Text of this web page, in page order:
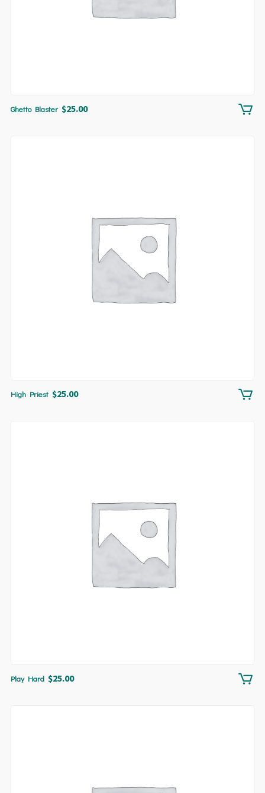
Ghetto Blaster $25.00
High Priest $25.00
Play Hard $25.00